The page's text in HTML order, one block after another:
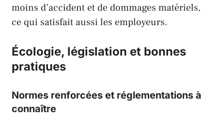
moins d’accident et de dommages matériels,
ce qui satisfait aussi les employeurs.
Écologie, législation et bonnes
pratiques
Normes renforcées et réglementations à
connaître